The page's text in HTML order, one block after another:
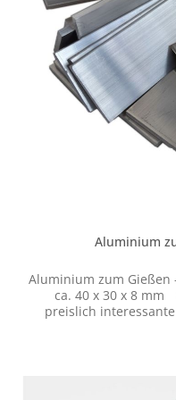
Aluminium
Aluminium zum Gießen
ca. 40 x 30 x 8 mm Es handelt sich hier um eine
preislich
Eigenschaften in
Schmuck oder